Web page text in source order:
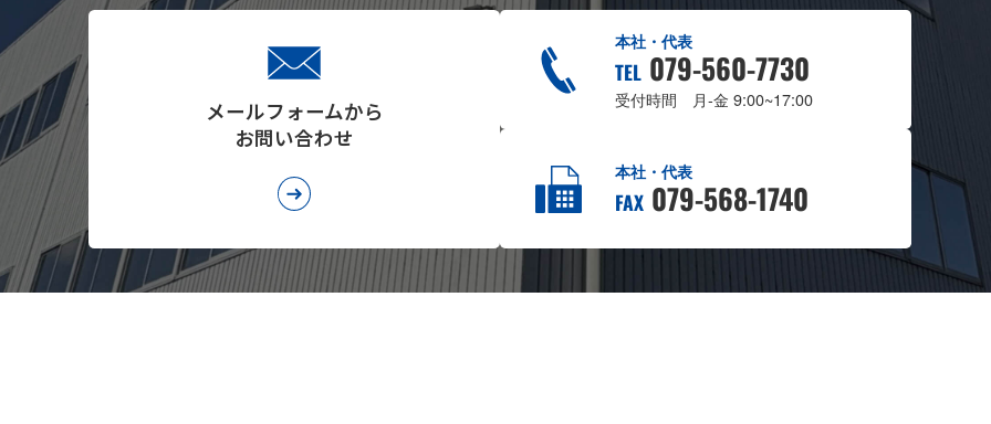
メールフォームから
お問い合わせ
本社・代表
TEL 079-560-7730
受付時間 月-金 9:00~17:00
本社・代表
FAX 079-568-1740